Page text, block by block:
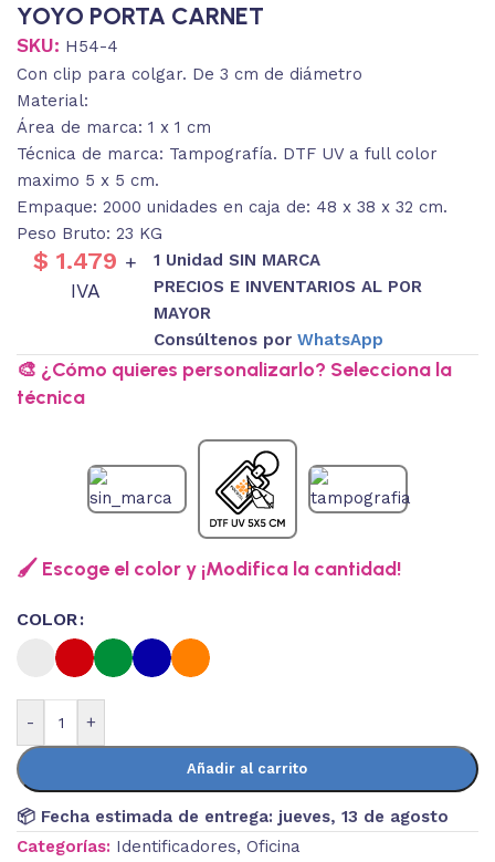
YOYO PORTA CARNET
SKU: H54-4
Con clip para colgar. De 3 cm de diámetro
Material:
Área de marca: 1 x 1 cm
Técnica de marca: Tampografía. DTF UV a full color
maximo 5 x 5 cm.
Empaque: 2000 unidades en caja de: 48 x 38 x 32 cm.
Peso Bruto: 23 KG
$ 1.479 +
IVA
1 Unidad SIN MARCA
PRECIOS E INVENTARIOS AL POR
MAYOR
Consúltenos porWhatsApp
🎨 ¿Cómo quieres personalizarlo? Selecciona la
técnica
🖌️ Escoge el color y ¡Modifica la cantidad!
COLOR
- +
Añadir al carrito
📦 Fecha estimada de entrega: jueves, 13 de agosto
Categorías: Identificadores, Oficina